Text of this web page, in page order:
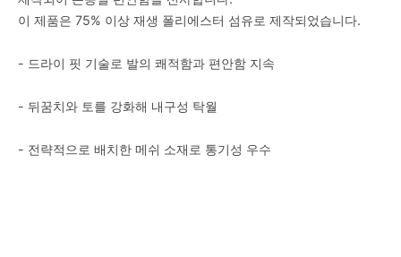
이 제품은 75% 이상 재생 폴리에스터 섬유로 제작되었습니다.
- 드라이 핏 기술로 발의 쾌적함과 편안함 지속
- 뒤꿈치와 토를 강화해 내구성 탁월
- 전략적으로 배치한 메쉬 소재로 통기성 우수